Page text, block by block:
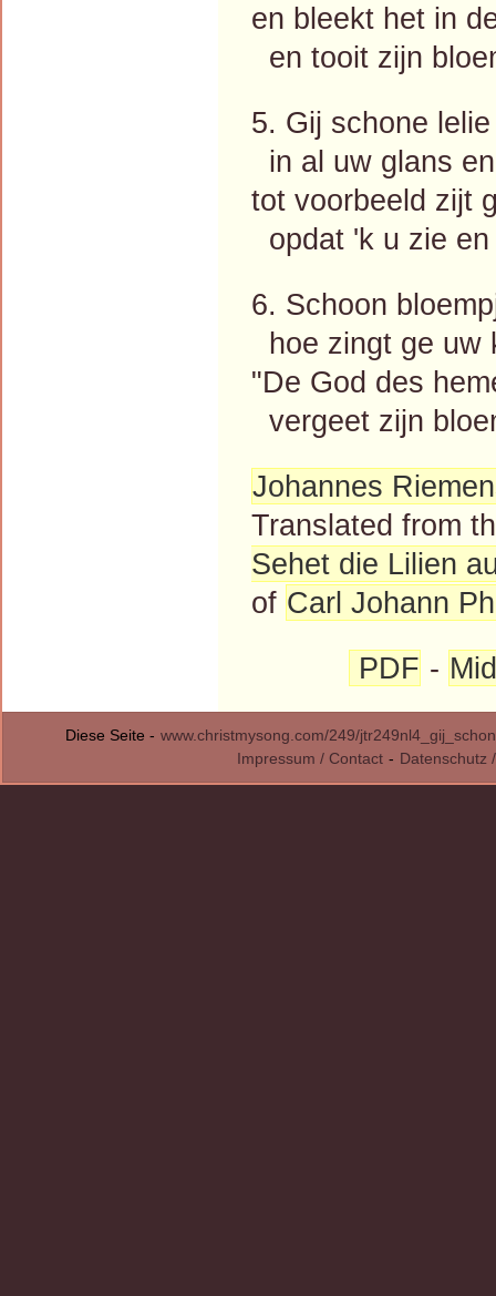
en bleekt het in
en tooit zijn
5. Gij schone
in al uw glans
tot voorbeeld zijt
opdat 'k u zie
6. Schoon
hoe zingt ge uw
"De God des
vergeet zijn
Johannes
Translated from
Sehet die Lilien
of Carl Johann
PDF -
Diese Seite - www.christmysong.com/249/
Impressum / Contact - Datenschutz